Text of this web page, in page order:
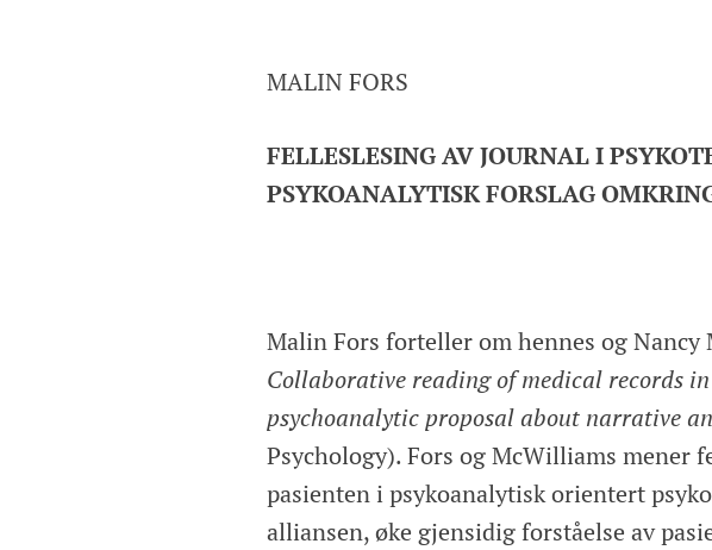
MALIN FORS
FELLESLESING AV JOURNAL I
PSYKOANALYTISK FORSLAG
Malin Fors forteller om hennes og
Collaborative reading of medical records
psychoanalytic proposal about narrative
Psychology). Fors og McWilliams mener
pasienten i psykoanalytisk orientert
alliansen, øke gjensidig forståelse av